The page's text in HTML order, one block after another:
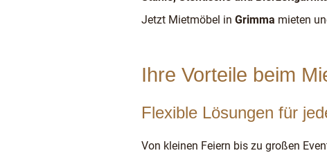
Jetzt Mietmöbel in Grimma mieten
Ihre Vorteile beim
Flexible Lösungen für
Von kleinen Feiern bis zu großen